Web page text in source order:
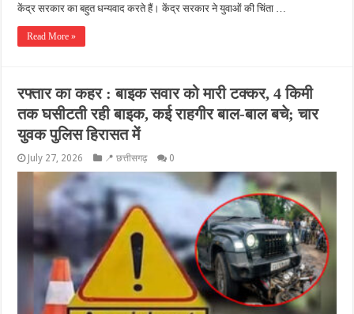
केंद्र सरकार का बहुत धन्यवाद करते हैं। केंद्र सरकार ने युवाओं की चिंता …
Read More »
रफ्तार का कहर : बाइक सवार को मारी टक्कर, 4 किमी
तक घसीटती रही बाइक, कई राहगीर बाल-बाल बचे; चार
युवक पुलिस हिरासत में
July 27, 2026 📍 छत्तीसगढ़ 0